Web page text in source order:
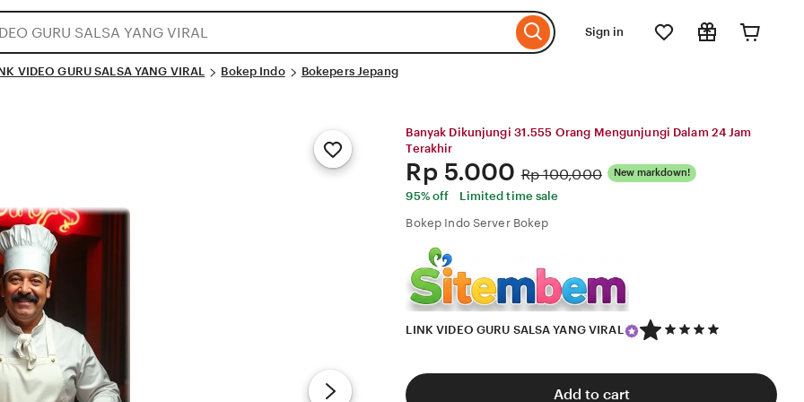
Sign in
VIDEO GURU SALSA YANG VIRAL Bokep Indo Bokepers Jepang
Add
to
Banyak Dikunjungi 31.555 Orang Mengunjungi Dalam 24 Jam
Terakhir
Price:
Rp 5.000 Original
Price:
Rp 100,000 New markdown!
95% off
Limited time sale
Bokep Indo Server Bokep
LINK VIDEO GURU SALSA YANG VIRAL
5
out
5
Add to cart